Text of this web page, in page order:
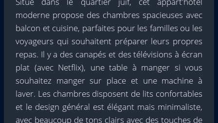
moderne propose des chambres spacieuses avec
balcon et cuisine, parfaites pour les familles ou les
voyageurs qui souhaitent préparer leurs propres
repas. Il y a des canapés et des télévisions à écran
plat (avec Netflix), une table à manger si vous
souhaitez manger sur place et une machine à
laver. Les chambres disposent de lits confortables
et le design général est élégant mais minimaliste,
avec beaucoup de tons clairs avec des touches de